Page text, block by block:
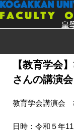
【教育学会
さんの講演会
教育学会講演会
日時：令和５年11